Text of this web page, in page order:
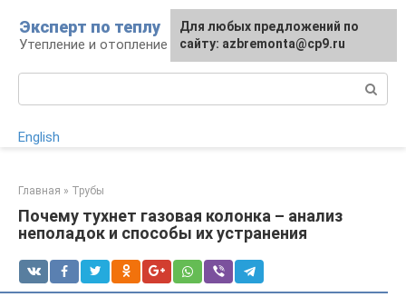
контенту
Эксперт по теплу
Утепление и отопление
English
Главная » Трубы
Почему тухнет газовая колонка – анализ
неполадок и способы их устранения
Для любых предложений по
сайту: azbremonta@cp9.ru